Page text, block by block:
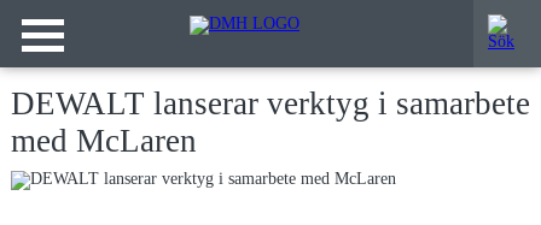
DEWALT lanserar verktyg i samarbete
med McLaren